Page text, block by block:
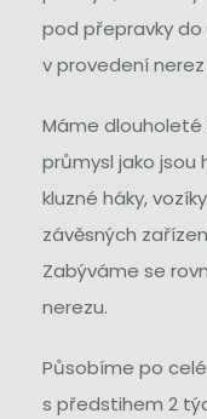
pod přepravky
v provedení
Máme dlouholeté
průmysl jako jsou
kluzné háky,
závěsných
Zabýváme se
nerezu.
Působíme po
s předstihem 2